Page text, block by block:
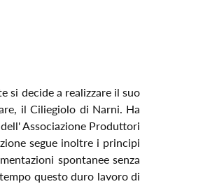
si decide a realizzare il suo
il Ciliegiolo di Narni. Ha
Associazione Produttori
segue inoltre i principi
spontanee senza
questo duro lavoro di